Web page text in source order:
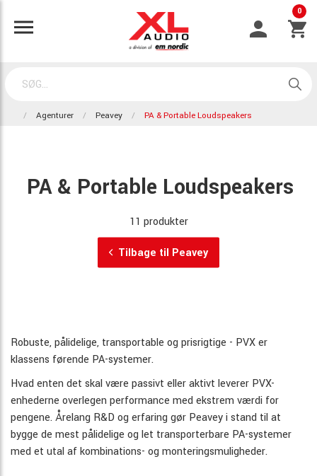
0
Agenturer Peavey PA & Portable Loudspeakers
PA & Portable Loudspeakers
11 produkter
Tilbage til Peavey
Robuste, pålidelige, transportable og prisrigtige - PVX er
klassens førende PA-systemer.
Hvad enten det skal være passivt eller aktivt leverer PVX-
enhederne overlegen performance med ekstrem værdi for
pengene. Årelang R&D og erfaring gør Peavey i stand til at
bygge de mest pålidelige og let transporterbare PA-systemer
med et utal af kombinations- og monteringsmuligheder.